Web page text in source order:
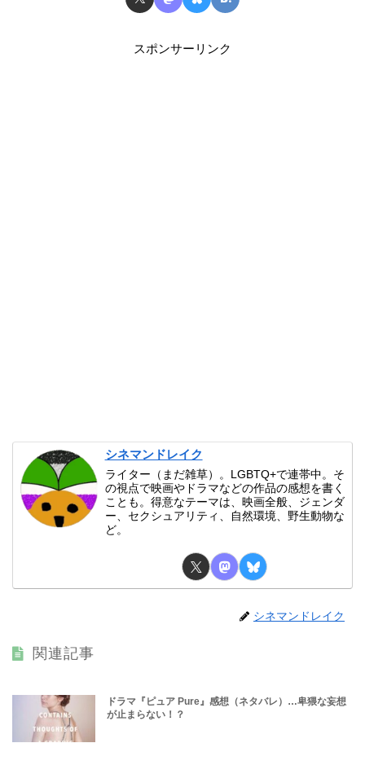
スポンサーリンク
シネマンドレイク
ライター（まだ雑草）。LGBTQ+で連帯中。そ
の視点で映画やドラマなどの作品の感想を書く
ことも。得意なテーマは、映画全般、ジェンダ
ー、セクシュアリティ、自然環境、野生動物な
ど。
シネマンドレイク
関連記事
ドラマ『ピュア Pure』感想（ネタバレ）…卑猥な妄想
が止まらない！？